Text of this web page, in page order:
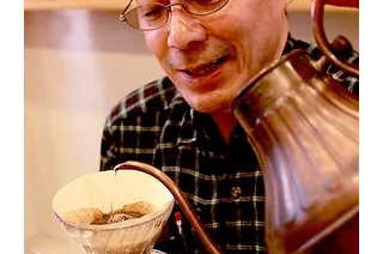
精度の高いハンドピック
キレのあるコーヒーを目